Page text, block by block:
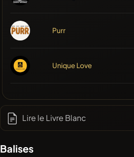
Purr
Unique Love
Lire le Livre Blanc
Balises